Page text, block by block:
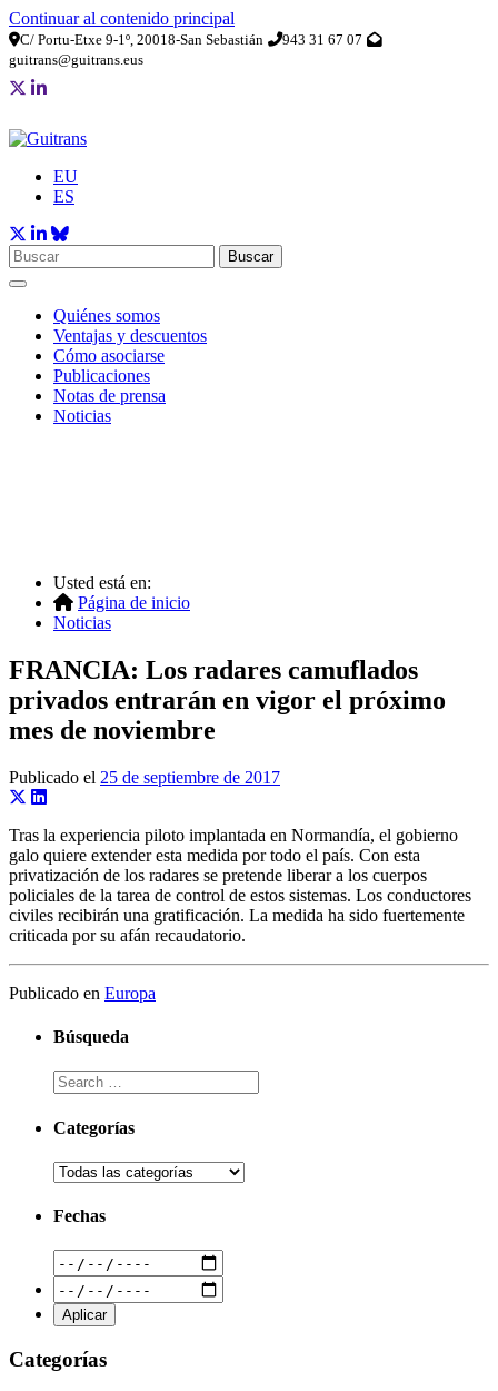
Continuar al contenido principal
C/ Portu-Etxe 9-1º, 20018-San Sebastián
943 31 67 07
guitrans@guitrans.eus
EU
ES
Buscar
Quiénes somos
Ventajas y descuentos
Cómo asociarse
Publicaciones
Notas de prensa
Noticias
Usted está en:
Página de inicio
Noticias
FRANCIA: Los radares camuflados
privados entrarán en vigor el próximo
mes de noviembre
Publicado el 25 de septiembre de 2017
Tras la experiencia piloto implantada en Normandía, el gobierno
galo quiere extender esta medida por todo el país. Con esta
privatización de los radares se pretende liberar a los cuerpos
policiales de la tarea de control de estos sistemas. Los conductores
civiles recibirán una gratificación. La medida ha sido fuertemente
criticada por su afán recaudatorio.
Publicado en Europa
Búsqueda
Categorías
Fechas
Categorías